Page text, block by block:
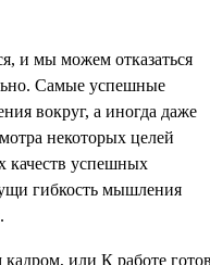
и мы можем отказаться
Самые успешные
вокруг, а иногда даже
некоторых целей
качеств успешных
гибкость мышления